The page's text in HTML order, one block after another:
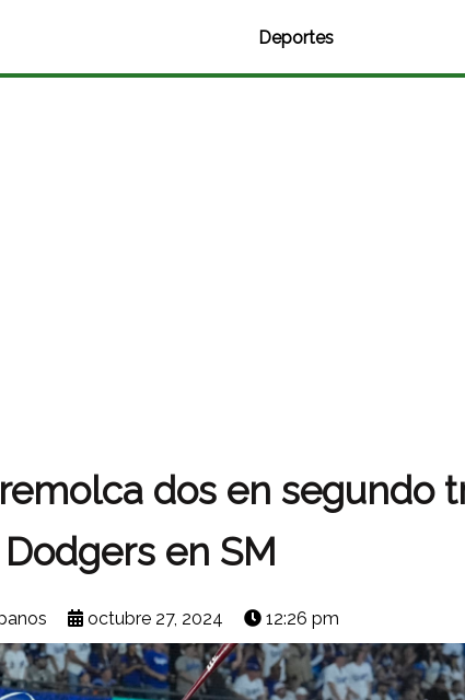
Deportes
dos en segundo
Dodgers en SM
octubre 27, 2024 12:26 pm